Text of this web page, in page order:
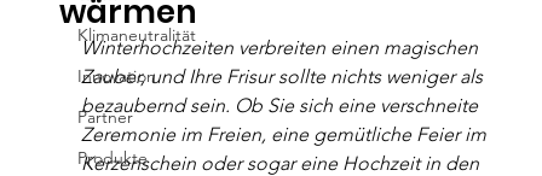
Klimaneutralität
Innovation
Partner
Produkte
wärmen
Winterhochzeiten verbreiten einen magischen
Zauber, und Ihre Frisur sollte nichts weniger als
bezaubernd sein. Ob Sie sich eine verschneite
Zeremonie im Freien, eine gemütliche Feier im
Kerzenschein oder sogar eine Hochzeit in den